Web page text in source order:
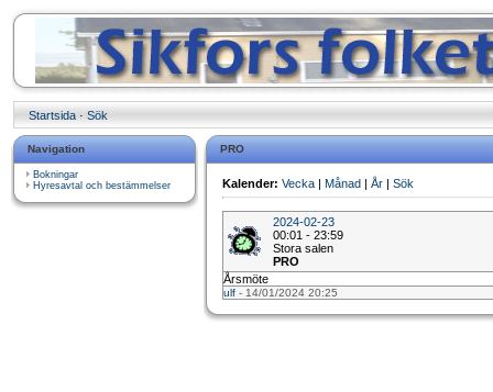
Startsida · Sök
Navigation
Bokningar
Hyresavtal och bestämmelser
PRO
Kalender: Vecka | Månad | År | Sök
2024-02-23
00:01 - 23:59
Stora salen
PRO
Årsmöte
ulf - 14/01/2024 20:25